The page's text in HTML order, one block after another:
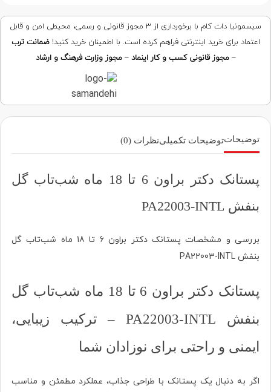
سیسمونیا دات کام با برخورداری از ۳ مجوز قانونی و رسمی، محیطی امن و قابل
اعتماد برای خرید اینترنتی فراهم کرده است. با اطمینان خرید کنید!ضمانت ترب
–مجوز قانونی کسب و کار اینماد –مجوز وزارت فرهنگ و ارشاد
توضیحاتتوضیحات تکمیلینظرات (0)
پستانک دکتر براون 6 تا 18 ماه شب‌تاب گل
بنفش PA22003-INTL
بررسی و مشخصات پستانک دکتر براون 6 تا 18 ماه شب‌تاب گل
بنفش PA22003-INTL
پستانک دکتر براون 6 تا 18 ماه شب‌تاب گل
بنفش PA22003-INTL – ترکیب زیبایی،
ایمنی و راحتی برای نوزادان شما
اگر به دنبال یک پستانک با طراحی جذاب، عملکرد مطمئن و مناسب